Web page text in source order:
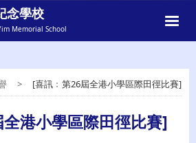
念學校
Memorial School
全港小學區際田徑比賽]
> [喜訊﹕第26屆全港小學區際田徑比賽]
港小學區際田徑比賽]